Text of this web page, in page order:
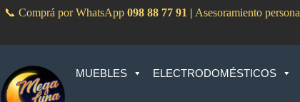
📞 Comprá por WhatsApp 098 88 77 91 | Asesoramiento
MUEBLES ELECTRODOMÉSTICOS